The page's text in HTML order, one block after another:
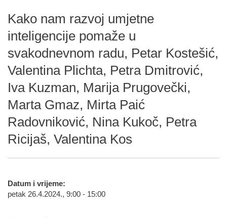
Kako nam razvoj umjetne
inteligencije pomaže u
svakodnevnom radu, Petar Kostešić,
Valentina Plichta, Petra Dmitrović,
Iva Kuzman, Marija Prugovečki,
Marta Gmaz, Mirta Paić
Radovniković, Nina Kukoč, Petra
Ricijaš, Valentina Kos
Datum i vrijeme:
petak 26.4.2024., 9:00 - 15:00